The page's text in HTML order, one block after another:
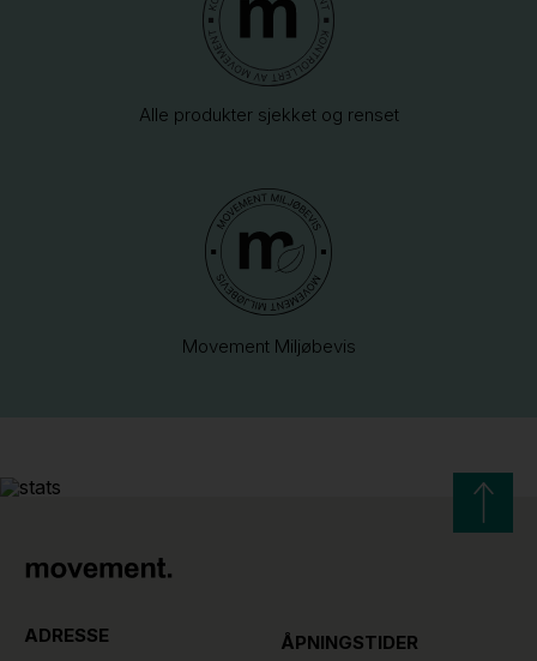
Alle produkter sjekket og renset
Movement Miljøbevis
ADRESSE ÅPNINGSTIDER